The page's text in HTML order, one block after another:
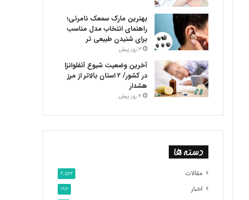
بهترین مارک سمعک نامرئی؛
راهنمای انتخاب مدل مناسب
برای شنیدن طبیعی تر
3 روز پیش
آخرین وضعیت شیوع آنفلوانزا
در کشور/ ۲ استان بالاتر از مرز
هشدار
4 روز پیش
دسته ها
مقالات 6,522
اخبار 193